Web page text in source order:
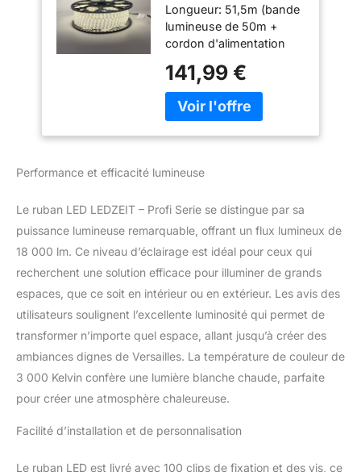
intérieur, 220V-
240V, blanc chaud,
dimmable,
imperméable,
extensible, Strip
light, pour le
bâtiment, le
l'éclairage
Longueur: 51,5m (bande
lumineuse de 50m +
cordon d'alimentation
Section transversale: 12
x 6 mm. 60 LED/m. Type
de LED: SMD2835, blanc
fonctionnement 230V.
boîtier en plastique
transparent. Très
lumineux, dimmable,
Super flexible, pliable
horizontalement, peut
être posé dans les
courbes et les arcs.
avec le connecteur
intégré. Peut être
connecté à tous les
"LEDZEIT-Profi Serie".
raccourcie de mètres aux
141,99 €
Performance et efficacité lumineuse
Le ruban LED LEDZEIT – Profi Serie se distingue par sa
puissance lumineuse remarquable, offrant un flux lumineux de
18 000 lm. Ce niveau d’éclairage est idéal pour ceux qui
recherchent une solution efficace pour illuminer de grands
espaces, que ce soit en intérieur ou en extérieur. Les avis des
utilisateurs soulignent l’excellente luminosité qui permet de
transformer n’importe quel espace, allant jusqu’à créer des
ambiances dignes de Versailles. La température de couleur de
3 000 Kelvin confère une lumière blanche chaude, parfaite
pour créer une atmosphère chaleureuse.
Facilité d’installation et de personnalisation
Le ruban LED est livré avec 100 clips de fixation et des vis, ce